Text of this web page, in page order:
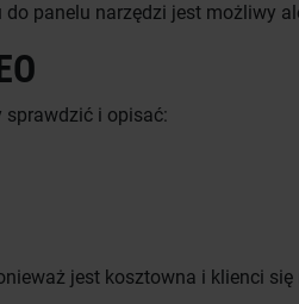
do panelu narzędzi jest możliwy
sprawdzić i opisać:
jest kosztowna i klienci